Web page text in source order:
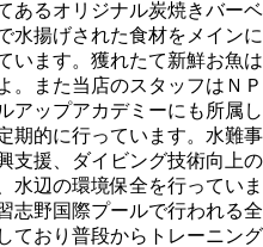
あるオリジナル炭焼きバーベ
水揚げされた食材をメインに
います。獲れたて新鮮お魚は
。また当店のスタッフはＮＰ
アップアカデミーにも所属し
期的に行っています。水難事
支援、ダイビング技術向上の
水辺の環境保全を行っていま
志野国際プールで行われる全
ており普段からトレーニング